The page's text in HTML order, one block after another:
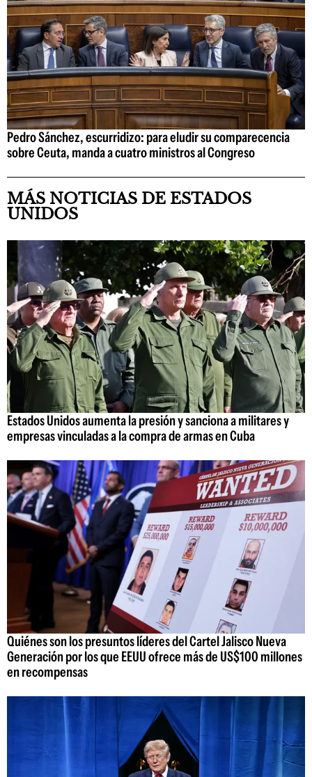
Pedro Sánchez, escurridizo: para eludir su comparecencia
sobre Ceuta, manda a cuatro ministros al Congreso
MÁS NOTICIAS DE ESTADOS
UNIDOS
Estados Unidos aumenta la presión y sanciona a militares y
empresas vinculadas a la compra de armas en Cuba
Quiénes son los presuntos líderes del Cartel Jalisco Nueva
Generación por los que EEUU ofrece más de US$100 millones
en recompensas